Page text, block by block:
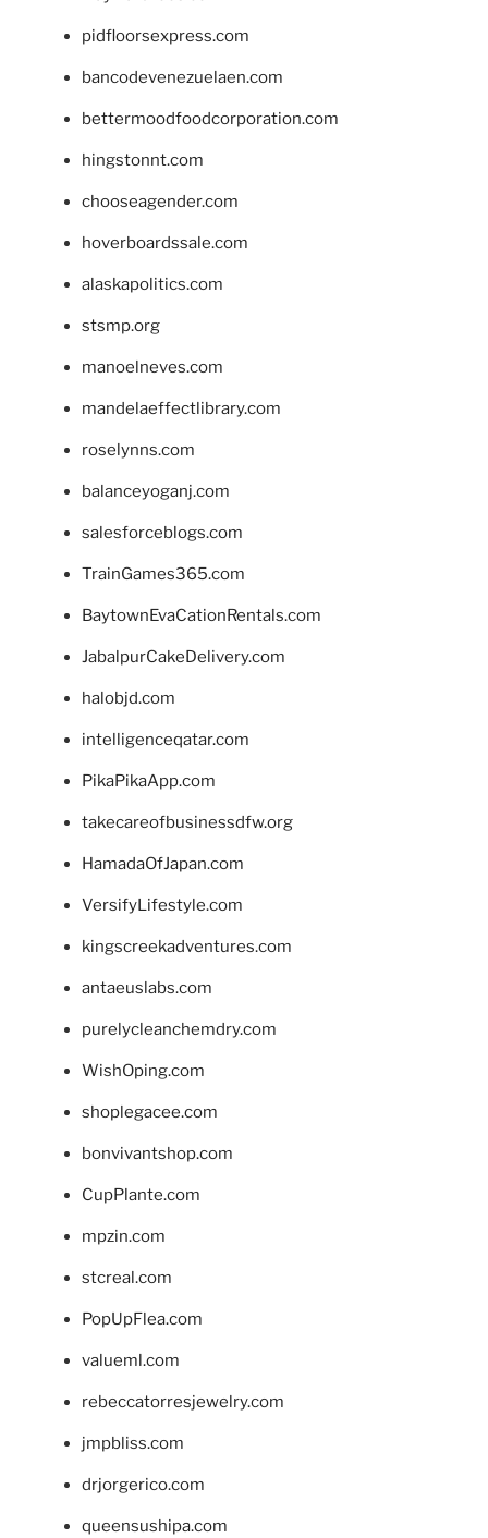
pidfloorsexpress.com
bancodevenezuelaen.com
bettermoodfoodcorporation.com
hingstonnt.com
chooseagender.com
hoverboardssale.com
alaskapolitics.com
stsmp.org
manoelneves.com
mandelaeffectlibrary.com
roselynns.com
balanceyoganj.com
salesforceblogs.com
TrainGames365.com
BaytownEvaCationRentals.com
JabalpurCakeDelivery.com
halobjd.com
intelligenceqatar.com
PikaPikaApp.com
takecareofbusinessdfw.org
HamadaOfJapan.com
VersifyLifestyle.com
kingscreekadventures.com
antaeuslabs.com
purelycleanchemdry.com
WishOping.com
shoplegacee.com
bonvivantshop.com
CupPlante.com
mpzin.com
stcreal.com
PopUpFlea.com
valueml.com
rebeccatorresjewelry.com
jmpbliss.com
drjorgerico.com
queensushipa.com